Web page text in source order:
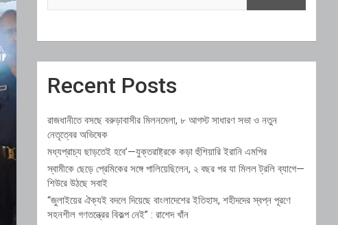
Recent Posts
রাজধানীতে বসছে বরুড়াবাসীর মিলনমেলা, ৮ আগস্ট সাধারণ সভা ও নতুন
নেতৃত্বের অভিষেক
মধ্যপ্রাচ্য ছাড়তেই হবে’—যুক্তরাষ্ট্রকে কড়া হুঁশিয়ারি ইরানি এমপির
স্বামীকে ছেড়ে প্রেমিকের সঙ্গে পালিয়েছিলেন, ২ বছর পর যা মিলল ট্রলি ব্যাগে—
শিউরে উঠছে সবাই
“জুলাইয়ের ঐক্যই বদলে দিয়েছে বাংলাদেশের ইতিহাস, শহীদদের স্বপ্ন পূরণে
সহনশীল গণতন্ত্রের বিকল্প নেই” : রাশেদ খাঁন